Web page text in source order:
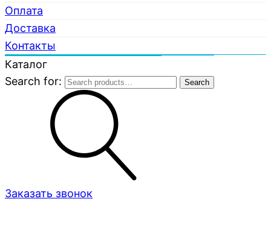
Оплата
Доставка
Контакты
Каталог
Search for:
Search
Заказать звонок